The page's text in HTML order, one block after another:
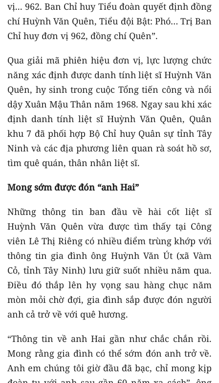
vị... 962. Ban Chỉ huy Tiểu đoàn quyết định đồng
chí Huỳnh Văn Quên, Tiểu đội Bật: Phó… Trị Ban
Chỉ huy đơn vị 962, đồng chí Quên”.
Qua giải mã phiên hiệu đơn vị, lực lượng chức
năng xác định được danh tính liệt sĩ Huỳnh Văn
Quên, hy sinh trong cuộc Tổng tiến công và nổi
dậy Xuân Mậu Thân năm 1968. Ngay sau khi xác
định danh tính liệt sĩ Huỳnh Văn Quên, Quân
khu 7 đã phối hợp Bộ Chỉ huy Quân sự tỉnh Tây
Ninh và các địa phương liên quan rà soát hồ sơ,
tìm quê quán, thân nhân liệt sĩ.
Mong sớm được đón “anh Hai”
Những thông tin ban đầu về hài cốt liệt sĩ
Huỳnh Văn Quên vừa được tìm thấy tại Công
viên Lê Thị Riêng có nhiều điểm trùng khớp với
thông tin gia đình ông Huỳnh Văn Út (xã Vàm
Cỏ, tỉnh Tây Ninh) lưu giữ suốt nhiều năm qua.
Điều đó thắp lên hy vọng sau hàng chục năm
mòn mỏi chờ đợi, gia đình sắp được đón người
anh cả trở về với quê hương.
“Thông tin về anh Hai gần như chắc chắn rồi.
Mong rằng gia đình có thể sớm đón anh trở về.
Anh em chúng tôi giờ đầu đã bạc, chỉ mong kịp